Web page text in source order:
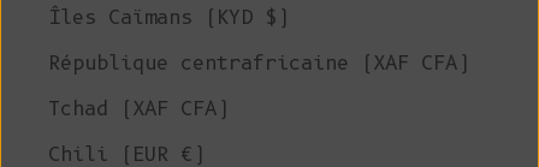
Îles Caïmans (KYD $)
République centrafricaine (XAF CFA)
Tchad (XAF CFA)
Chili (EUR €)